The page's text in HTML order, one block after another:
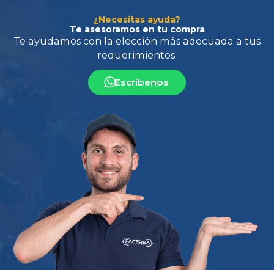
¿Necesitas ayuda?
Te asesoramos en tu compra
Escríbenos